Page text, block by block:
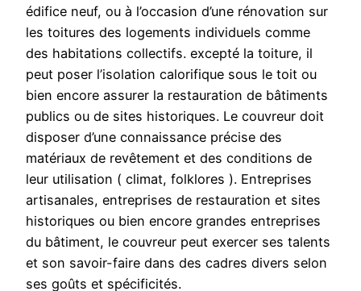
édifice neuf, ou à l’occasion d’une rénovation sur
les toitures des logements individuels comme
des habitations collectifs. excepté la toiture, il
peut poser l’isolation calorifique sous le toit ou
bien encore assurer la restauration de bâtiments
publics ou de sites historiques. Le couvreur doit
disposer d’une connaissance précise des
matériaux de revêtement et des conditions de
leur utilisation ( climat, folklores ). Entreprises
artisanales, entreprises de restauration et sites
historiques ou bien encore grandes entreprises
du bâtiment, le couvreur peut exercer ses talents
et son savoir-faire dans des cadres divers selon
ses goûts et spécificités.